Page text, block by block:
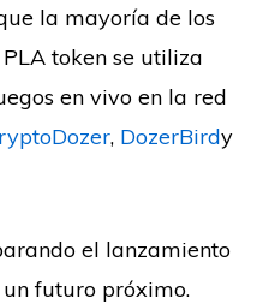
la mayoría de los
token se utiliza
en vivo en la red
, DozerBirdy
el lanzamiento
futuro próximo.